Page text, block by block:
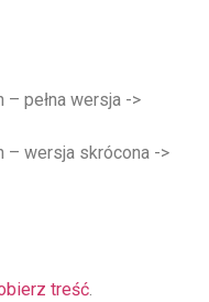
– pełna wersja ->
– wersja skrócona ->
treść.